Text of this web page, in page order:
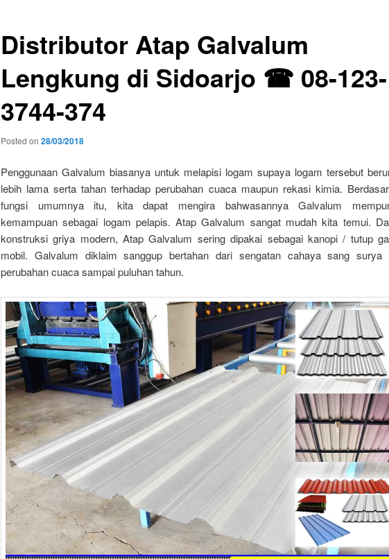
Distributor Atap Galvalum
Lengkung di Sidoarjo ☎ 08-123-
3744-374
Posted on 28/03/2018
Penggunaan Galvalum biasanya untuk melapisi logam supaya logam tersebut
lebih lama serta tahan terhadap perubahan cuaca maupun rekasi kimia.
fungsi umumnya itu, kita dapat mengira bahwasannya Galvalum
kemampuan sebagai logam pelapis. Atap Galvalum sangat mudah kita temui.
konstruksi griya modern, Atap Galvalum sering dipakai sebagai kanopi / tutup
mobil. Galvalum diklaim sanggup bertahan dari sengatan cahaya sang surya
perubahan cuaca sampai puluhan tahun.